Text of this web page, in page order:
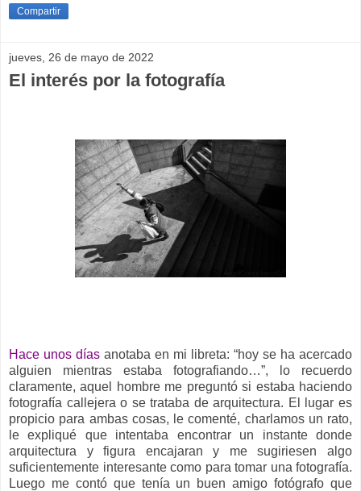
Compartir
jueves, 26 de mayo de 2022
El interés por la fotografía
Hace unos días anotaba en mi libreta: “hoy se ha acercado
alguien mientras estaba fotografiando…”, lo recuerdo
claramente, aquel hombre me preguntó si estaba haciendo
fotografía callejera o se trataba de arquitectura. El lugar es
propicio para ambas cosas, le comenté, charlamos un rato,
le expliqué que intentaba encontrar un instante donde
arquitectura y figura encajaran y me sugiriesen algo
suficientemente interesante como para tomar una fotografía.
Luego me contó que tenía un buen amigo fotógrafo que